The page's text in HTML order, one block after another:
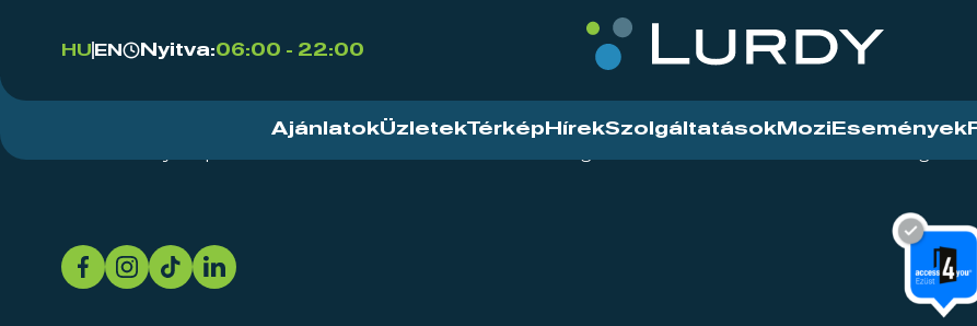
HU EN Nyitva:06:00 - 22:00
AjánlatokÜzletekTérkép HírekSzolgáltatások Mozi Események